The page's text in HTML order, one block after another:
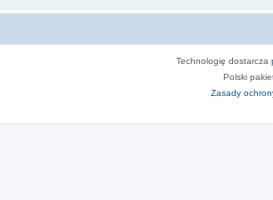
Technologię dostarcza
Polski
Zasady